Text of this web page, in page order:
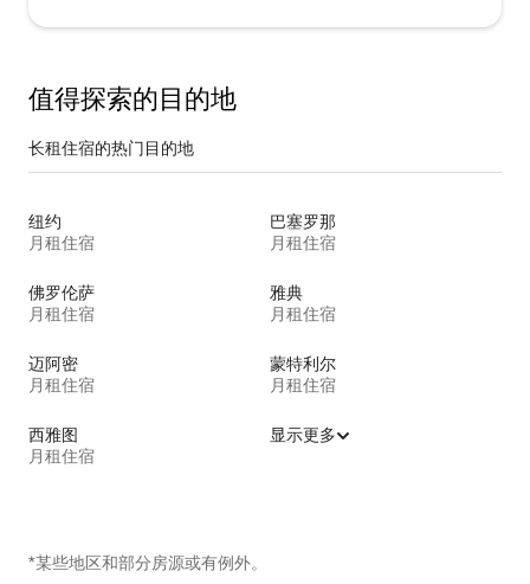
值得探索的目的地
长租住宿的热门目的地
纽约
月租住宿
巴塞罗那
月租住宿
佛罗伦萨
月租住宿
雅典
月租住宿
迈阿密
月租住宿
蒙特利尔
月租住宿
西雅图
月租住宿
显示更多
*某些地区和部分房源或有例外。